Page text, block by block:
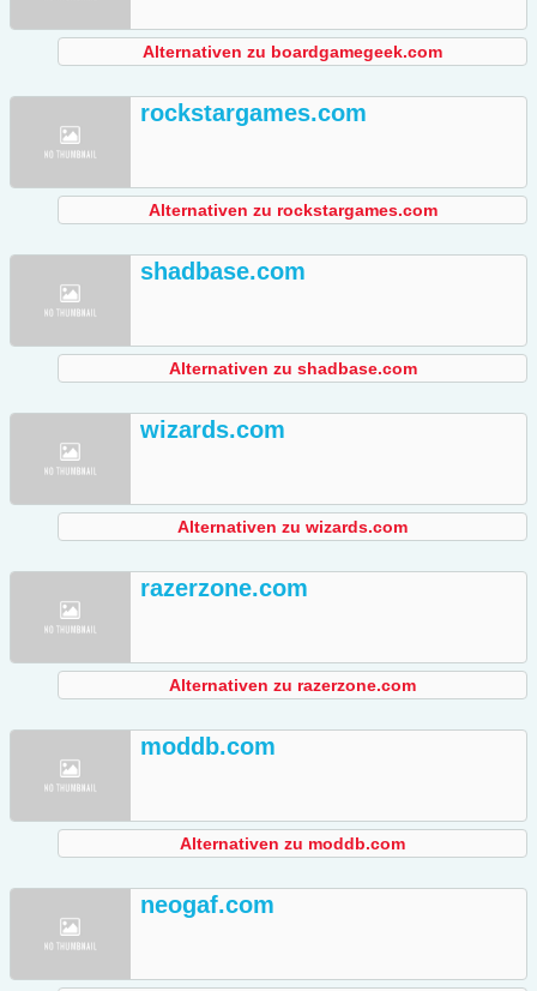
Alternativen zu boardgamegeek.com
rockstargames.com
Alternativen zu rockstargames.com
shadbase.com
Alternativen zu shadbase.com
wizards.com
Alternativen zu wizards.com
razerzone.com
Alternativen zu razerzone.com
moddb.com
Alternativen zu moddb.com
neogaf.com